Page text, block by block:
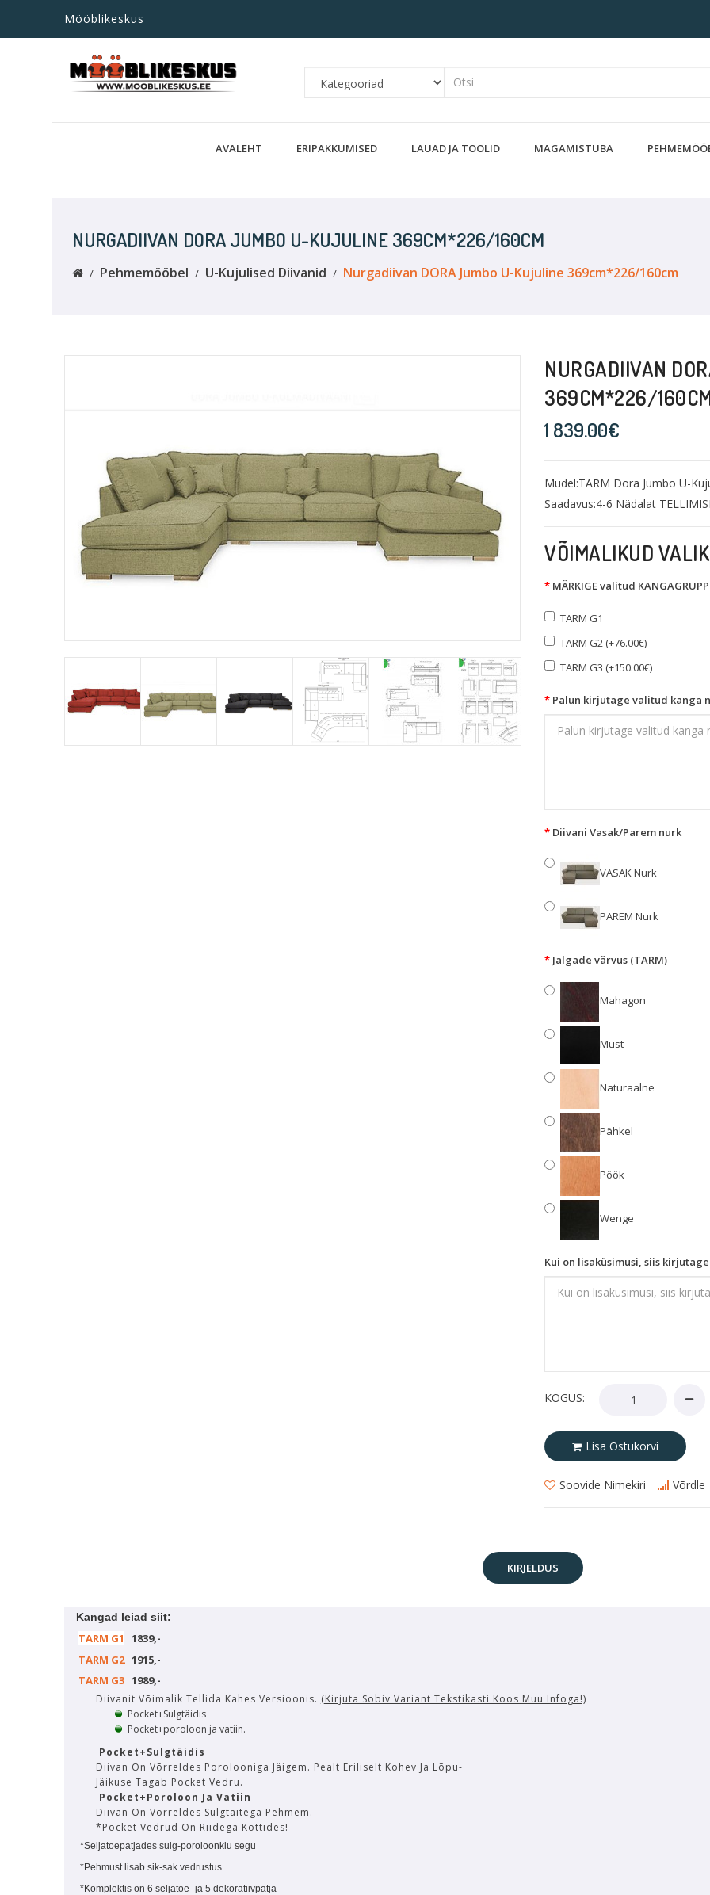
Mööblikeskus
AVALEHT ERIPAKKUMISED LAUAD JA TOOLID MAGAMISTUBA
NURGADIIVAN DORA JUMBO U-KUJULINE 369CM*226/160CM
Pehmemööbel U-Kujulised Diivanid Nurgadiivan DORA Jumbo U-Kujuline 369cm*226/160cm
NURGADIIVAN
369CM*226/
1 839.00€
Mudel:TARM Dora Jumbo U-
Saadavus:4-6 Nädalat
VÕIMALIKUD
MÄRKIGE valitud
TARM G1
TARM G2 (+76.00€)
TARM G3 (+150.00€)
Palun kirjutage valitud kanga
Diivani Vasak/Parem nurk
VASAK Nurk
PAREM Nurk
Jalgade värvus (TARM)
Mahagon
Must
Naturaalne
Pähkel
Pöök
Wenge
Kui on lisaküsimusi, siis
KOGUS:
Lisa Ostukorvi
Soovide Nimekiri Võrdle
KIRJELDUS
Kangad leiad siit:
TARM G1 1839,-
TARM G21915,-
TARM G31989,-
Diivanit Võimalik Tellida Kahes Versioonis. (Kirjuta Sobiv Variant Tekstikasti Koos Muu Infoga!)
Pocket+Sulgtäidis
Pocket+poroloon ja vatiin.
Pocket+Sulgtäidis
Diivan On Võrreldes Porolooniga Jäigem. Pealt Eriliselt Kohev Ja Lõpu-
Jäikuse Tagab Pocket Vedru.
Pocket+Poroloon Ja Vatiin
Diivan On Võrreldes Sulgtäitega Pehmem.
*Pocket Vedrud On Riidega Kottides!
*Seljatoepatjades sulg-poroloonkiu segu
*Pehmust lisab sik-sak vedrustus
*Komplektis on 6 seljatoe- ja 5 dekoratiivpatja